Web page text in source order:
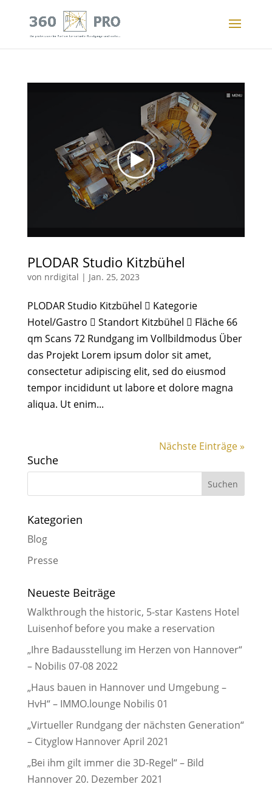
PLODAR Studio Kitzbühel
von nrdigital | Jan. 25, 2023
PLODAR Studio Kitzbühel  Kategorie
Hotel/Gastro  Standort Kitzbühel  Fläche 66
qm Scans 72 Rundgang im Vollbildmodus Über
das Projekt Lorem ipsum dolor sit amet,
consectetur adipiscing elit, sed do eiusmod
tempor incididunt ut labore et dolore magna
aliqua. Ut enim...
Nächste Einträge »
Suche
Kategorien
Blog
Presse
Neueste Beiträge
Walkthrough the historic, 5-star Kastens Hotel
Luisenhof before you make a reservation
„Ihre Badausstellung im Herzen von Hannover“
– Nobilis 07-08 2022
„Haus bauen in Hannover und Umgebung –
HvH“ – IMMO.lounge Nobilis 01
„Virtueller Rundgang der nächsten Generation“
– Cityglow Hannover April 2021
„Bei ihm gilt immer die 3D-Regel“ – Bild
Hannover 20. Dezember 2021